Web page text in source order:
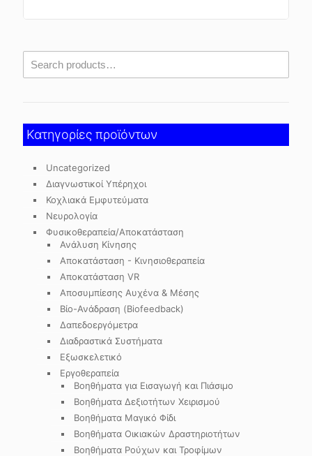
Κατηγορίες προϊόντων
Uncategorized
Διαγνωστικοί Υπέρηχοι
Κοχλιακά Εμφυτεύματα
Νευρολογία
Φυσικοθεραπεία/Αποκατάσταση
Ανάλυση Κίνησης
Αποκατάσταση - Κινησιοθεραπεία
Αποκατάσταση VR
Αποσυμπίεσης Αυχένα & Μέσης
Βίο-Ανάδραση (Biofeedback)
Δαπεδοεργόμετρα
Διαδραστικά Συστήματα
Εξωσκελετικό
Εργοθεραπεία
Βοηθήματα για Εισαγωγή και Πιάσιμο
Βοηθήματα Δεξιοτήτων Χειρισμού
Βοηθήματα Μαγικό Φίδι
Βοηθήματα Οικιακών Δραστηριοτήτων
Βοηθήματα Ρούχων και Τροφίμων